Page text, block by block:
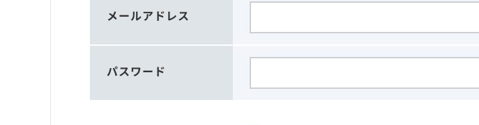
メールアドレス
パスワード